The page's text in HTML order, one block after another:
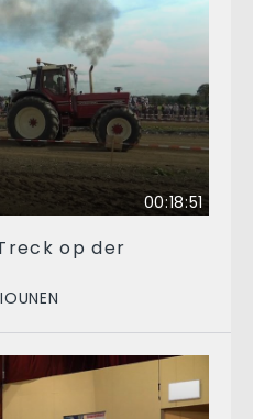
00:18:51
op der